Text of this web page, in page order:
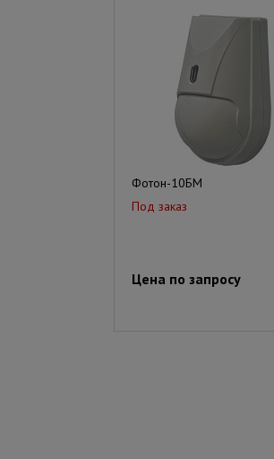
Фотон-10БМ
Под заказ
Цена по запросу